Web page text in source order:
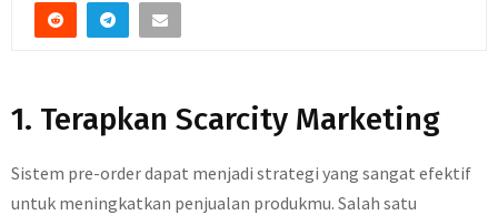
1. Terapkan Scarcity Marketing
Sistem pre-order dapat menjadi strategi yang sangat efektif
untuk meningkatkan penjualan produkmu. Salah satu